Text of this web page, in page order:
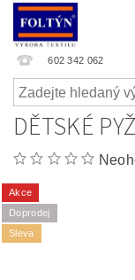
602 342 062
DĚTSKÉ
Akce
Doprodej
Sleva